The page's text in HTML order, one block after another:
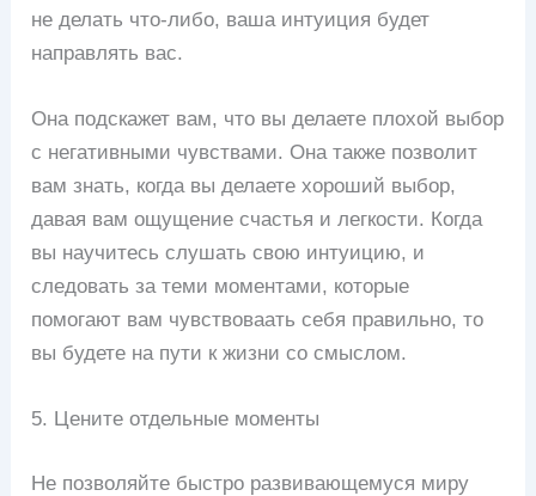
не делать что-либо, ваша интуиция будет
направлять вас.
Она подскажет вам, что вы делаете плохой выбор
с негативными чувствами. Она также позволит
вам знать, когда вы делаете хороший выбор,
давая вам ощущение счастья и легкости. Когда
вы научитесь слушать свою интуицию, и
следовать за теми моментами, которые
помогают вам чувствоваать себя правильно, то
вы будете на пути к жизни со смыслом.
5. Цените отдельные моменты
Не позволяйте быстро развивающемуся миру